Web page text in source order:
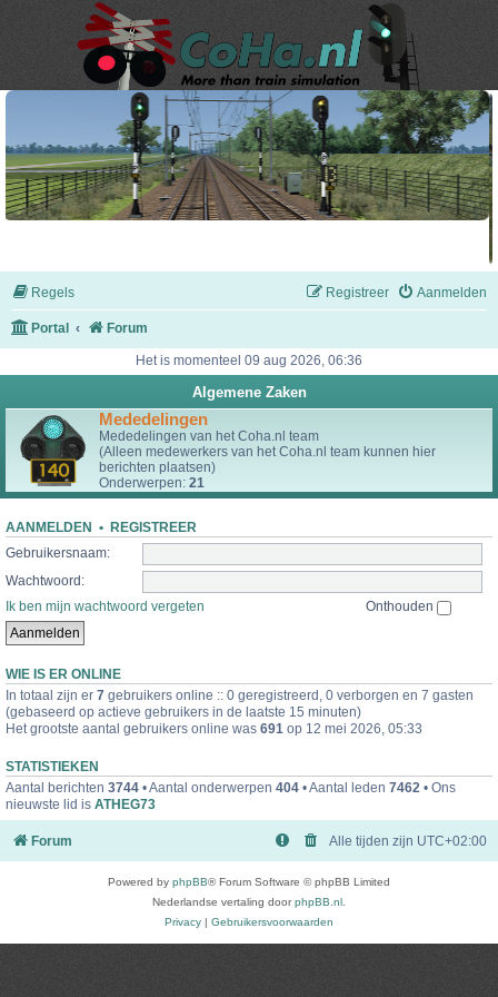
Regels Aanmelden
Registreer
Portal Forum
Het is momenteel 09 aug 2026, 06:36
Algemene Zaken
Mededelingen
Mededelingen van het Coha.nl team
(Alleen medewerkers van het Coha.nl team kunnen hier
berichten plaatsen)
Onderwerpen: 21
AANMELDEN • REGISTREER
Gebruikersnaam:
Wachtwoord:
Ik ben mijn wachtwoord vergeten
Onthouden
WIE IS ER ONLINE
In totaal zijn er 7 gebruikers online :: 0 geregistreerd, 0 verborgen en 7 gasten
(gebaseerd op actieve gebruikers in de laatste 15 minuten)
Het grootste aantal gebruikers online was 691 op 12 mei 2026, 05:33
STATISTIEKEN
Aantal berichten 3744 • Aantal onderwerpen 404 • Aantal leden 7462 • Ons
nieuwste lid is ATHEG73
Forum Alle tijden zijn UTC+02:00
Powered by phpBB® Forum Software © phpBB Limited
Nederlandse vertaling doorphpBB.nl
Privacy | Gebruikersvoorwaarden